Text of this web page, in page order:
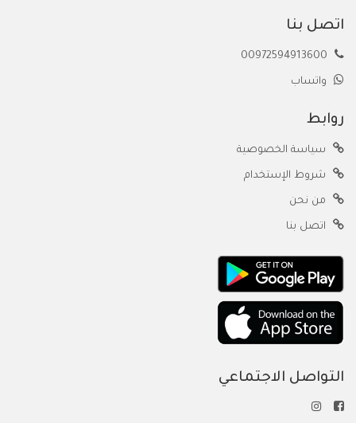
اتصل بنا
واتساب
روابط
سياسة الخصوصية
شروط الإستخدام
من نحن
اتصل بنا
التواصل الاجتماعي